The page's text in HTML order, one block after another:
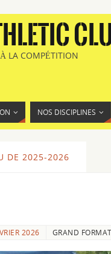
LA COMPÉTITION
NOS DISCIPLINES
DE 2025-2026
2026 GRAND